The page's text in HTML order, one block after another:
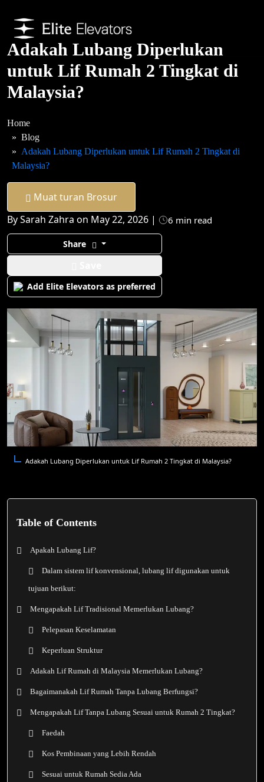
Adakah Lubang Diperlukan
untuk Lif Rumah 2 Tingkat di
Malaysia?
Home
Blog
Adakah Lubang Diperlukan untuk Lif Rumah 2 Tingkat di
Malaysia?
Muat turan Brosur
By Sarah Zahra on May 22, 2026 |
6 min read
Share
Add Elite Elevators as preferred
Adakah Lubang Diperlukan untuk Lif Rumah 2 Tingkat di Malaysia?
Table of Contents
Apakah Lubang Lif?
Dalam sistem lif konvensional, lubang lif digunakan untuk
tujuan berikut:
Mengapakah Lif Tradisional Memerlukan Lubang?
Pelepasan Keselamatan
Keperluan Struktur
Adakah Lif Rumah di Malaysia Memerlukan Lubang?
Bagaimanakah Lif Rumah Tanpa Lubang Berfungsi?
Mengapakah Lif Tanpa Lubang Sesuai untuk Rumah 2 Tingkat?
Faedah
Kos Pembinaan yang Lebih Rendah
Sesuai untuk Rumah Sedia Ada